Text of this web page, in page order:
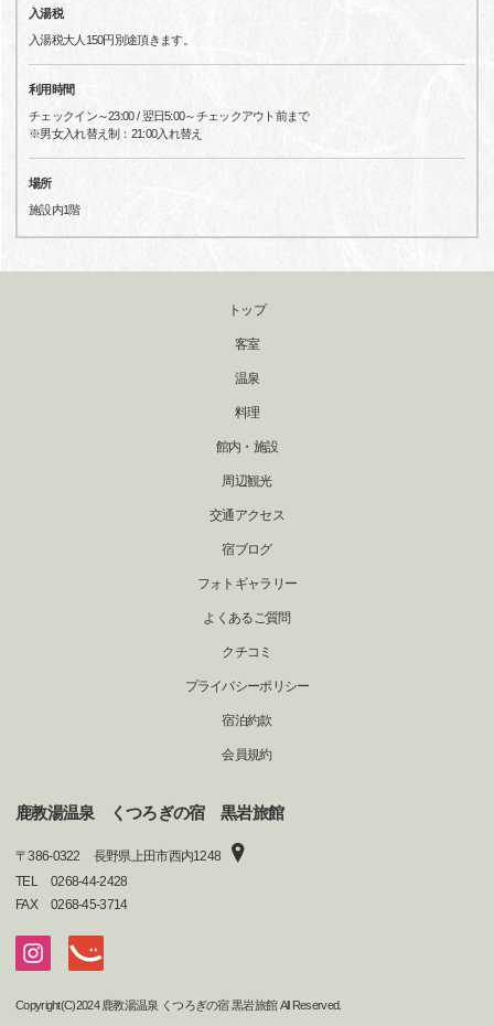
入湯税
入湯税大人150円別途頂きます。
利用時間
チェックイン～23:00 / 翌日5:00～チェックアウト前まで
※男女入れ替え制：21:00入れ替え
場所
施設内1階
トップ
客室
温泉
料理
館内・施設
周辺観光
交通アクセス
宿ブログ
フォトギャラリー
よくあるご質問
クチコミ
プライバシーポリシー
宿泊約款
会員規約
鹿教湯温泉 くつろぎの宿 黒岩旅館
〒386-0322
長野県上田市西内1248
TEL
0268-44-2428
FAX
0268-45-3714
Copyright(C)2024 鹿教湯温泉 くつろぎの宿 黒岩旅館 All Reserved.